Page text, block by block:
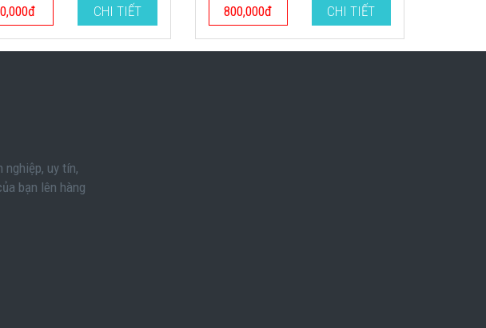
CHI TIẾT 800,000đ CHI TIẾT
nghiệp, uy tín,
bạn lên hàng